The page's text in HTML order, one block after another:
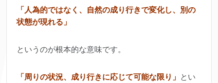
「人為的ではなく、自然の成り行きで変化し、別の
状態が現れる」
というのが根本的な意味です。
「周りの状況、成り行きに応じて可能な限り」 とい